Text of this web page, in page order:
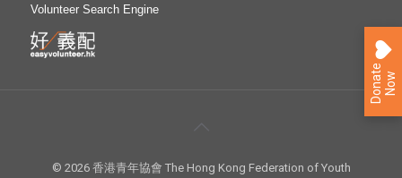
Volunteer Search Engine
© 2026 香港青年協會 The Hong Kong Federation of Youth
D
o
n
at
e
N
ow